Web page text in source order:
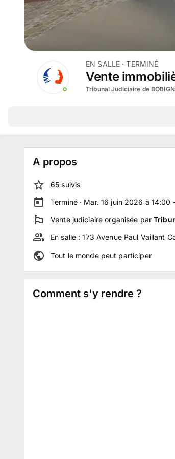
EN SALLE · TERMINÉ
Vente
Tribunal Judiciaire de
A propos
65 suivis
Terminé · Mar. 16 juin 2026 à 14:00
Vente judiciaire organisée par
En salle :173 Avenue Paul Vaillant
Tout le monde peut participer
Comment s'y rendre ?